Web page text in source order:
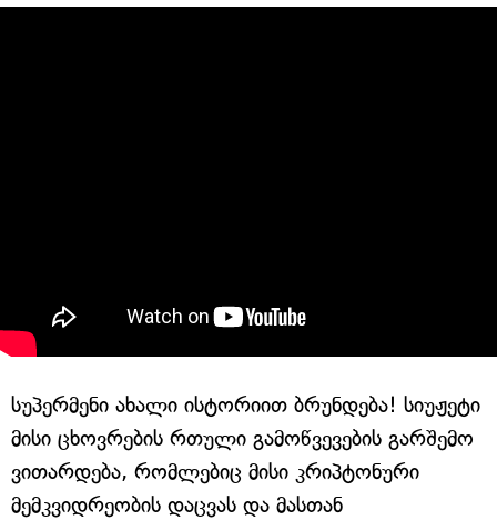
სუპერმენი ახალი ისტორიით ბრუნდება! სიუჟეტი
მისი ცხოვრების რთული გამოწვევების გარშემო
ვითარდება, რომლებიც მისი კრიპტონური
მემკვიდრეობის დაცვას და მასთან